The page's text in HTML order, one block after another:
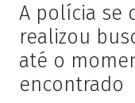
A polícia se
realizou
até o
encontrado